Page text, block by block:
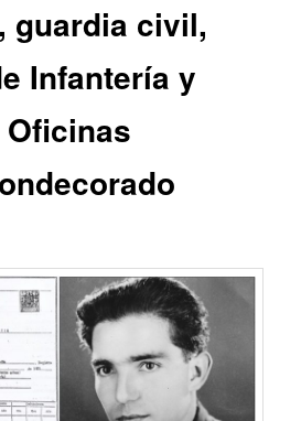
guardia civil,
Infantería y